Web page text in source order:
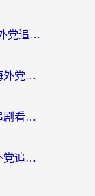
芒果TV海外地区限制怎么办？海外党追剧看片的实用加速器选择指南
腾讯缓存的视频在国外能看吗？海外党追剧看片的终极解决方案
国外看不了咪咕直播吗？海外党追剧看片的加速器选择指南
国外能看中央电视台吗现在？海外党追剧看央视的实用指南